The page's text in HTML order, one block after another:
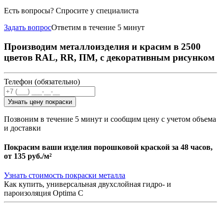
Есть вопросы? Спросите у специалиста
Задать вопросОтветим в течение 5 минут
Производим металлоизделия и красим в 2500
цветов RAL, RR, ПМ, с декоративным рисунком
Телефон (обязательно)
Узнать цену покраски
Позвоним в течение 5 минут и сообщим цену с учетом объема
и доставки
Покрасим ваши изделия порошковой краской за 48 часов,
от 135 руб./м²
Узнать стоимость покраски металла
Как купить, универсальная двухслойная гидро- и
пароизоляция Optima C